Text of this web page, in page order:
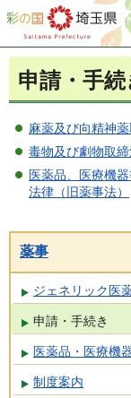
彩の国 埼玉県
申請・手続
麻薬及び向精神
毒物及び劇物取
医薬品、医療機
法律（旧薬事法）
薬事
ジェネリック医
申請・手続き
医薬品・医療機
制度案内